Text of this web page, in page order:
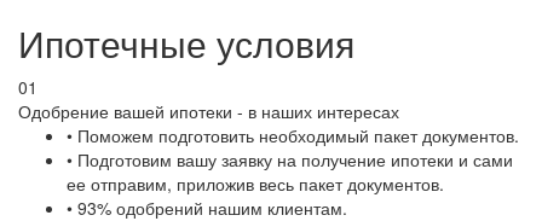
Ипотечные условия
01
Одобрение вашей ипотеки - в наших интересах
• Поможем подготовить необходимый пакет документов.
• Подготовим вашу заявку на получение ипотеки и сами
ее отправим, приложив весь пакет документов.
• 93% одобрений нашим клиентам.